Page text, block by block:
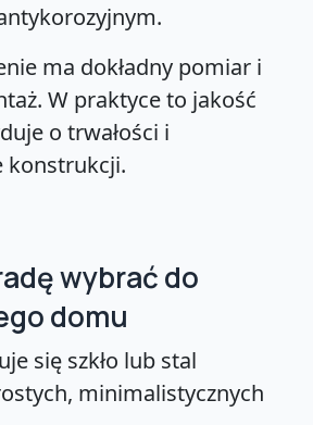
ma dokładny pomiar i
W praktyce to jakość
o trwałości i
konstrukcji.
wybrać do
domu
się szkło lub stal
minimalistycznych